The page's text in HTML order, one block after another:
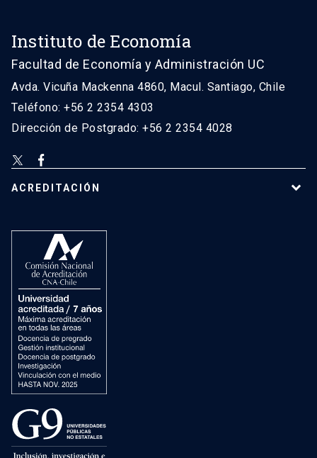
Instituto de Economía
Facultad de Economía y Administración UC
Avda. Vicuña Mackenna 4860, Macul. Santiago, Chile
Teléfono: +56 2 2354 4303
Dirección de Postgrado: +56 2 2354 4028
ACREDITACIÓN